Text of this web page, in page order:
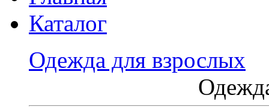
Каталог
Одежда для взрослых